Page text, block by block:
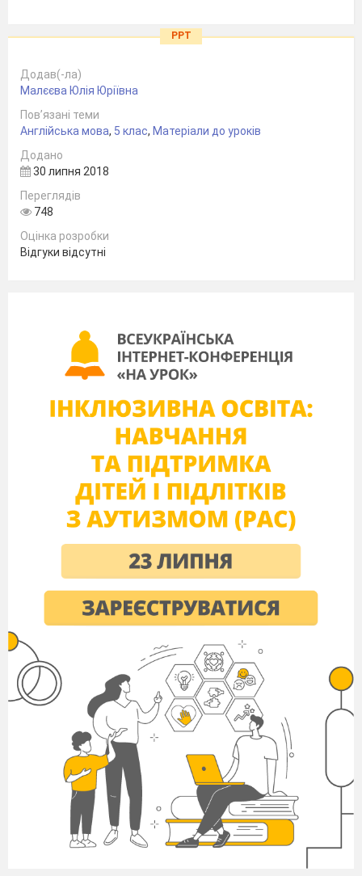
PPT
Додав(-ла)
Малєєва Юлія Юріївна
Пов’язані теми
Англійська мова, 5 клас, Матеріали до уроків
Додано
30 липня 2018
Переглядів
748
Оцінка розробки
Відгуки відсутні